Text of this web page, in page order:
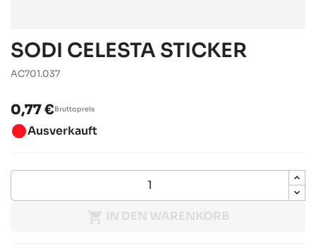
SODI CELESTA STICKER
AC701.037
0,77 €Bruttopreis
brightness_1Ausverkauft
 IN DEN WARENKORB